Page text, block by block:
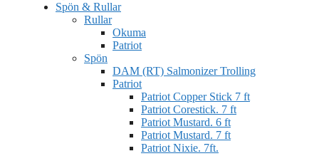
Spön & Rullar
Rullar
Okuma
Patriot
Spön
DAM (RT) Salmonizer Trolling
Patriot
Patriot Copper Stick 7 ft
Patriot Corestick. 7 ft
Patriot Mustard. 6 ft
Patriot Mustard. 7 ft
Patriot Nixie. 7ft.